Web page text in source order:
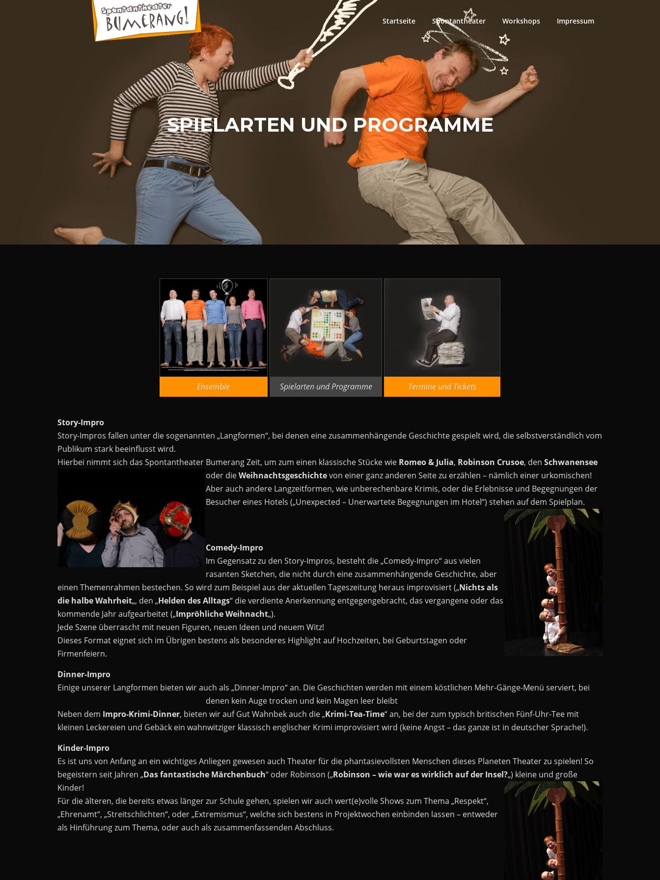
Startseite Spontantheater Workshops Impressum
SPIELARTEN UND PROGRAMME
Ensemble Spielarten und Programme Termine und Tickets
Story-Impro
Story-Impros fallen unter die sogenannten „Langformen“, bei denen eine zusammenhängende Geschichte gespielt wird, die selbstverständlich vom
Publikum stark beeinflusst wird.
Hierbei nimmt sich das Spontantheater Bumerang Zeit, um zum einen klassische Stücke wie Romeo & Julia, Robinson Crusoe, den Schwanensee
oder dieWeihnachtsgeschichtevon einer ganz anderen Seite zu erzählen – nämlich einer urkomischen!
Aber auch andere Langzeitformen, wie unberechenbare Krimis, oder die Erlebnisse und Begegnungen der
Besucher eines Hotels („Unexpected – Unerwartete Begegnungen im Hotel“) stehen auf dem Spielplan.
Comedy-Impro
Im Gegensatz zu den Story-Impros, besteht die „Comedy-Impro“ aus vielen
rasanten Sketchen, die nicht durch eine zusammenhängende Geschichte, aber
einen Themenrahmen bestechen. So wird zum Beispiel aus der aktuellen Tageszeitung heraus improvisiert („Nichts als
die halbe Wahrheit„, den „Helden des Alltags“ die verdiente Anerkennung entgegengebracht, das vergangene oder das
kommende Jahr aufgearbeitet („Impröhliche Weihnacht„).
Jede Szene überrascht mit neuen Figuren, neuen Ideen und neuem Witz!
Dieses Format eignet sich im Übrigen bestens als besonderes Highlight auf Hochzeiten, bei Geburtstagen oder
Firmenfeiern.
Dinner-Impro
Einige unserer Langformen bieten wir auch als „Dinner-Impro“ an. Die Geschichten werden mit einem köstlichen Mehr-Gänge-Menü serviert, bei
denen kein Auge trocken und kein Magen leer bleibt
Neben dem Impro-Krimi-Dinner, bieten wir auf Gut Wahnbek auch die „Krimi-Tea-Time“ an, bei der zum typisch britischen Fünf-Uhr-Tee mit
kleinen Leckereien und Gebäck ein wahnwitziger klassisch englischer Krimi improvisiert wird (keine Angst – das ganze ist in deutscher Sprache!).
Kinder-Impro
Es ist uns von Anfang an ein wichtiges Anliegen gewesen auch Theater für die phantasievollsten Menschen dieses Planeten Theater zu spielen! So
begeistern seit Jahren „Das fantastische Märchenbuch“ oder Robinson („Robinson – wie war es wirklich auf der Insel?„) kleine und große
Kinder!
Für die älteren, die bereits etwas länger zur Schule gehen, spielen wir auch wert(e)volle Shows zum Thema „Respekt“,
„Ehrenamt“, „Streitschlichten“, oder „Extremismus“, welche sich bestens in Projektwochen einbinden lassen – entweder
als Hinführung zum Thema, oder auch als zusammenfassenden Abschluss.